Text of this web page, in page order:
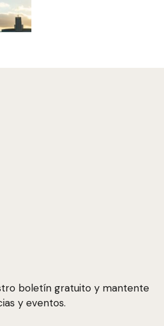
boletín gratuito y mantente
y eventos.